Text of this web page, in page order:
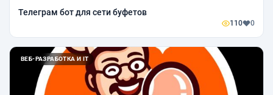
Телеграм бот для сети буфетов
110 0
ВЕБ-РАЗРАБОТКА И IT